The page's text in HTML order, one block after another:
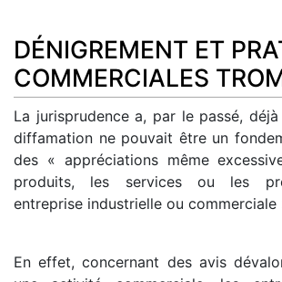
DÉNIGREMENT ET
COMMERCIALES
La jurisprudence a, par le passé,
diffamation ne pouvait être un
des « appréciations même
produits, les services ou les
entreprise industrielle ou commerciale
En effet, concernant des avis